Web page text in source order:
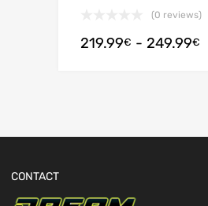
(0 reviews)
219.99€ - 249.99€
CONTACT